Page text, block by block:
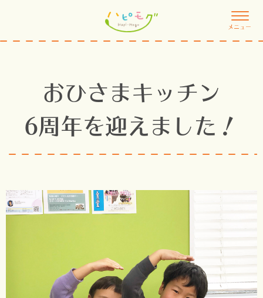
メニュー
おひさまキッチン
6周年を迎えました！